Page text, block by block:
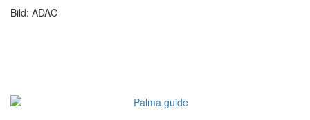
Bild: ADAC